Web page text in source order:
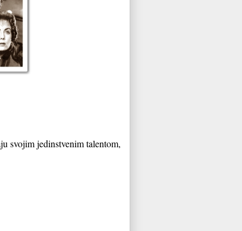
svojim jedinstvenim talentom,